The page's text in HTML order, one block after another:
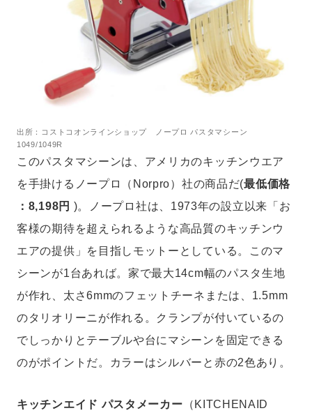
出所：コストコオンラインショップ ノープロ パスタマシーン
1049/1049R
このパスタマシーンは、アメリカのキッチンウエア
を手掛けるノープロ（Norpro）社の商品だ(最低価格
：8,198円 )。ノープロ社は、1973年の設立以来「お
客様の期待を超えられるような高品質のキッチンウ
エアの提供」を目指しモットーとしている。このマ
シーンが1台あれば。家で最大14cm幅のパスタ生地
が作れ、太さ6mmのフェットチーネまたは、1.5mm
のタリオリーニが作れる。クランプが付いているの
でしっかりとテーブルや台にマシーンを固定できる
のがポイントだ。カラーはシルバーと赤の2色あり。
キッチンエイド パスタメーカー （KITCHENAID